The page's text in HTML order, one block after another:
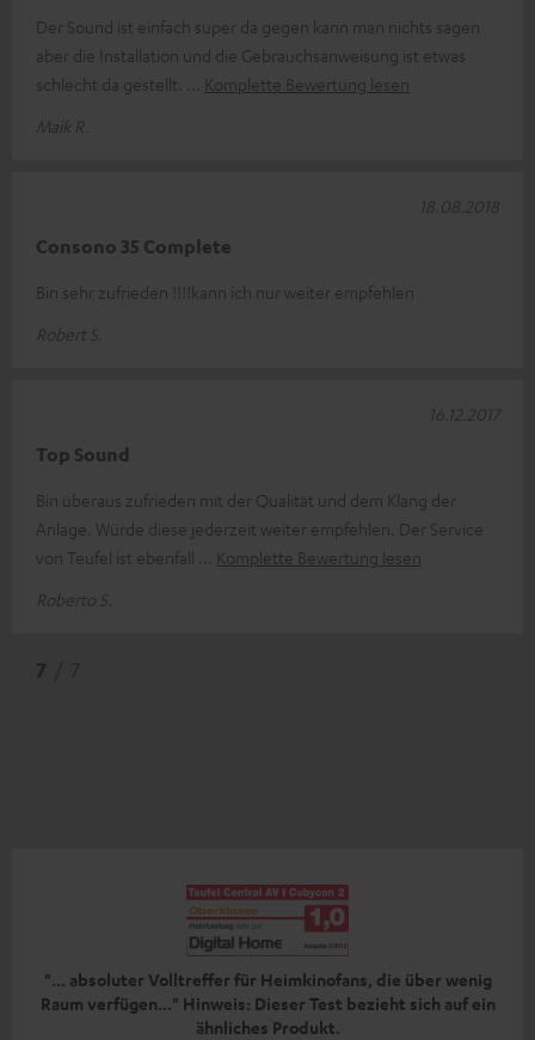
Der Sound ist einfach super da gegen kann man nichts sagen
aber die Installation und die Gebrauchsanweisung ist etwas
schlecht da gestellt.
Komplette Bewertung lesen
Maik R.
Consono 35 Complete
Bin sehr zufrieden !!!!kann ich nur weiter empfehlen
Robert S.
18.08.2018
Top Sound
Bin überaus zufrieden mit der Qualität und dem Klang der
Anlage. Würde diese jederzeit weiter empfehlen. Der Service
von Teufel ist ebenfall
Komplette Bewertung lesen
Roberto S.
16.12.2017
"... absoluter Volltreffer für Heimkinofans, die über wenig
Raum verfügen..." Hinweis: Dieser Test bezieht sich auf ein
ähnliches Produkt.